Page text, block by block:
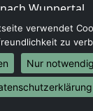
Wuppertal
Bielefeld
Bonn
Münster
verwendet
zu
Nur